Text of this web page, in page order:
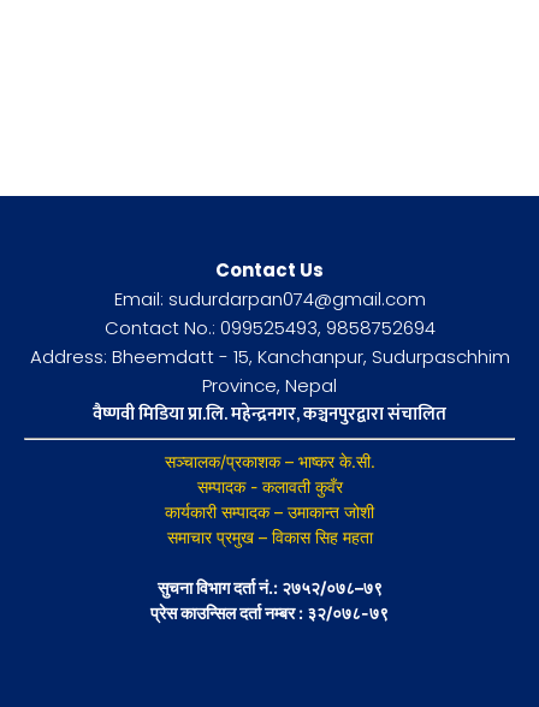
Contact Us
Email: sudurdarpan074@gmail.com
Contact No.: 099525493, 9858752694
Address: Bheemdatt - 15, Kanchanpur, Sudurpaschhim
Province, Nepal
वैष्णवी मिडिया प्रा.लि. महेन्द्रनगर, कञ्चनपुरद्वारा संचालित
सञ्चालक/प्रकाशक – भाष्कर के.सी.
सम्पादक - कलावती कुवँर
कार्यकारी सम्पादक – उमाकान्त जोशी
समाचार प्रमुख – विकास सिह महता
सुचना विभाग दर्ता नं.: २७५२/०७८–७९
प्रेस काउन्सिल दर्ता नम्बर : ३२/०७८-७९